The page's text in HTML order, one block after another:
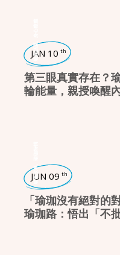
瑜珈話題
JAN 10 th
第三眼真實存在？
輪能量，親授喚醒
瑜珈故事
JUN 09 th
「瑜珈沒有絕對的
瑜珈路：悟出「不